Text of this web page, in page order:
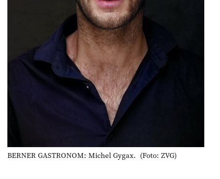
BERNER GASTRONOM: Michel Gygax. (Foto: ZVG)